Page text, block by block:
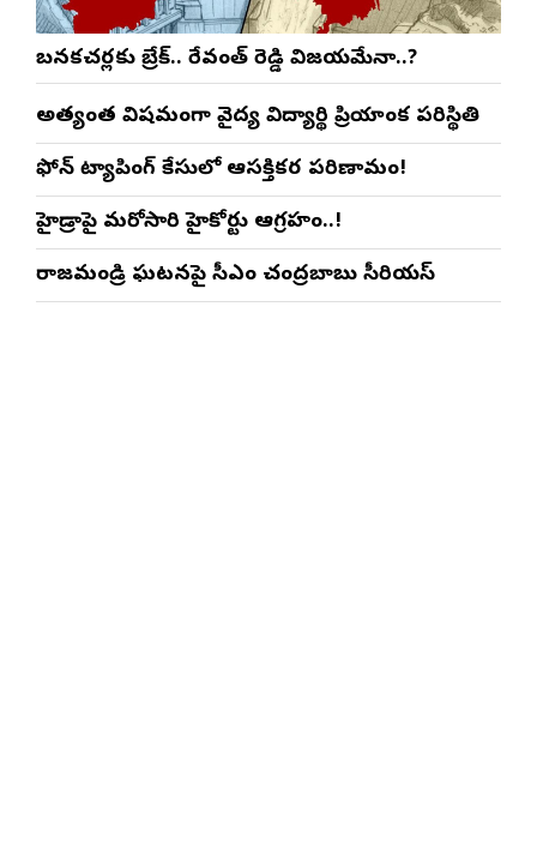
బనకచర్లకు బ్రేక్.. రేవంత్ రెడ్డి విజయమేనా..?
అత్యంత విషమంగా వైద్య విద్యార్థిని ప్రియాంక పరిస్థితి
ఫోన్ ట్యాపింగ్ కేసులో ఆసక్తికర పరిణామం!
హైడ్రాపై మరోసారి హైకోర్టు ఆగ్రహం..!
రాజమండ్రి ఘటనపై సీఎం చంద్రబాబు సీరియస్